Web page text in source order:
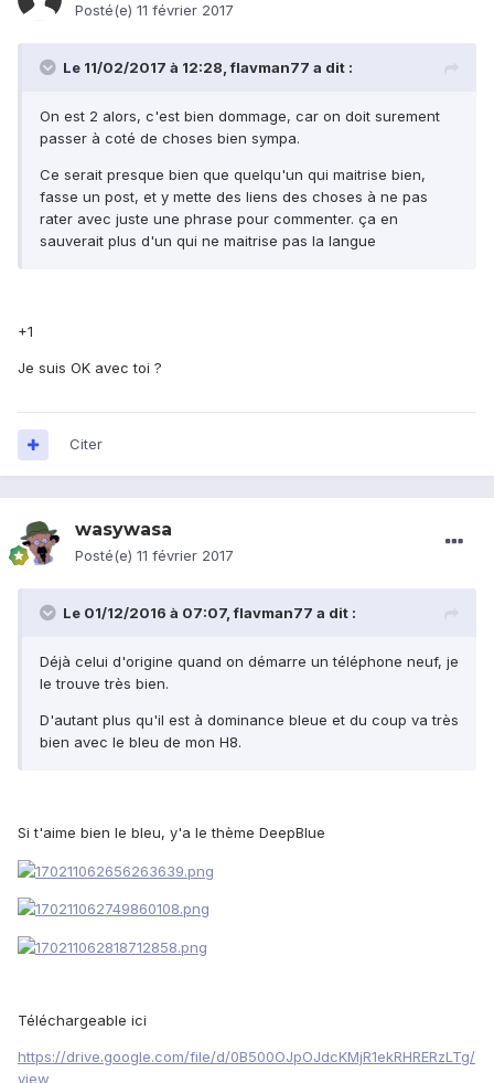
Posté(e) 11 février 2017
Le 11/02/2017 à 12:28,flavman77 a dit :
On est 2 alors, c'est bien dommage, car on doit surement
passer à coté de choses bien sympa.
Ce serait presque bien que quelqu'un qui maitrise bien,
fasse un post, et y mette des liens des choses à ne pas
rater avec juste une phrase pour commenter. ça en
sauverait plus d'un qui ne maitrise pas la langue
+1
Je suis OK avec toi ?
Citer
wasywasa
Posté(e) 11 février 2017
Le 01/12/2016 à 07:07,flavman77 a dit :
Déjà celui d'origine quand on démarre un téléphone neuf, je
le trouve très bien.
D'autant plus qu'il est à dominance bleue et du coup va très
bien avec le bleu de mon H8.
Si t'aime bien le bleu, y'a le thème DeepBlue
Téléchargeable ici
https://drive.google.com/file/d/0B500OJpOJdcKMjR1ekRHRERzLTg/
view